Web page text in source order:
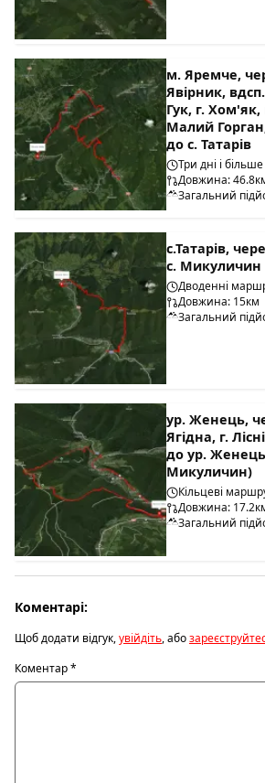
м. Яремче,
Явірник,
Гук, г. Хом'як,
Малий
до с. Татарів
Три дні і більше
Довжина:
Загальний
с.Татарів,
с. Микуличин
Дводенні
Довжина: 15км
Загальний
ур. Женець,
Ягідна, г.
до ур.
Микуличин)
Кільцеві
Довжина:
Загальний
Коментарі:
Щоб додати відгук,увійдіть, або
Коментар*